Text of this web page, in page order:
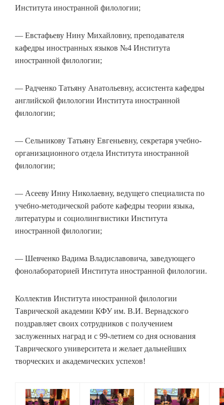
Института иностранной филологии;
— Евстафьеву Нину Михайловну, преподавателя
кафедры иностранных языков №4 Института
иностранной филологии;
— Радченко Татьяну Анатольевну, ассистента кафедры
английской филологии Института иностранной
филологии;
— Сельникову Татьяну Евгеньевну, секретаря учебно-
организационного отдела Института иностранной
филологии;
— Асееву Инну Николаевну, ведущего специалиста по
учебно-методической работе кафедры теории языка,
литературы и социолингвистики Института
иностранной филологии;
— Шевченко Вадима Владиславовича, заведующего
фонолабораторией Института иностранной филологии.
Коллектив Института иностранной филологии
Таврической академии КФУ им. В.И. Вернадского
поздравляет своих сотрудников с получением
заслуженных наград и с 99-летием со дня основания
Таврического университета и желает дальнейших
творческих и академических успехов!